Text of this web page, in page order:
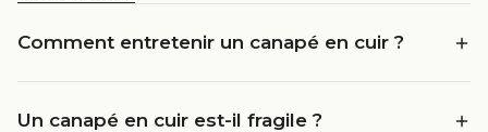
Comment entretenir un canapé en cuir ?
Un canapé en cuir est-il fragile ?